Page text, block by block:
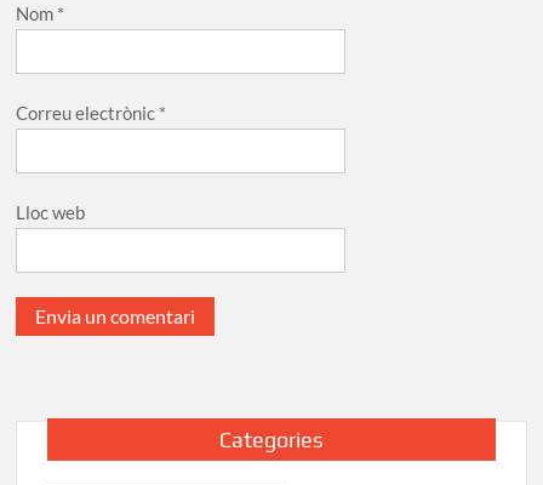
Nom *
Correu electrònic *
Lloc web
Categories